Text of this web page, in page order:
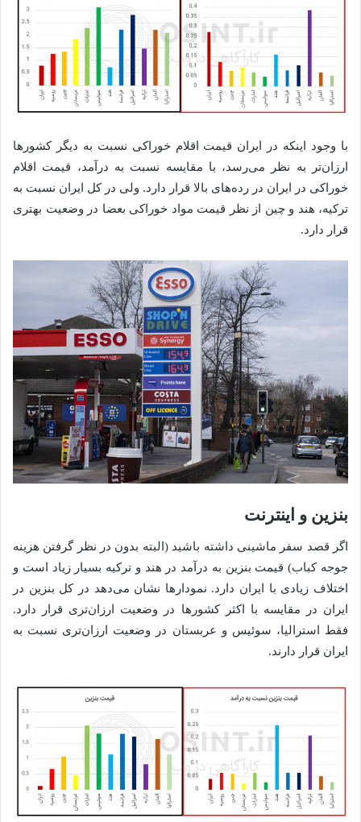
با وجود اینکه در ایران قیمت اقلام خوراکی نسبت به دیگر کشورها
ارزان‌تر به نظر می‌رسد، با مقایسه نسبت به درآمد، قیمت اقلام
خوراکی در ایران در رده‌های بالا قرار دارد. ولی در کل ایران نسبت به
ترکیه، هند و چین از نظر قیمت مواد خوراکی بعضا در وضعیت بهتری
قرار دارد.
بنزین و اینترنت
اگر قصد سفر ماشینی داشته باشید (البته بدون در نظر گرفتن هزینه
جوجه کباب) قیمت بنزین به درآمد در هند و ترکیه بسیار زیاد است و
اختلاف زیادی با ایران دارد. نمودارها نشان می‌دهد در کل بنزین در
ایران در مقایسه با اکثر کشورها در وضعیت ارزان‌تری قرار دارد.
فقط استرالیا، سوئیس و عربستان در وضعیت ارزان‌تری نسبت به
ایران قرار دارند.